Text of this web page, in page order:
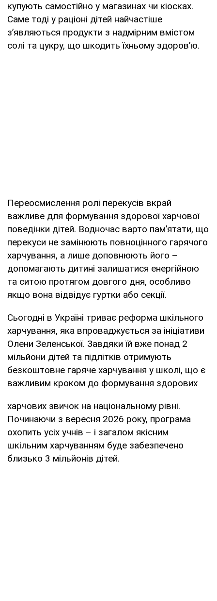
купують самостійно у магазинах чи кіосках.
Саме тоді у раціоні дітей найчастіше
з’являються продукти з надмірним вмістом
солі та цукру, що шкодить їхньому здоровʼю.
Переосмислення ролі перекусів вкрай
важливе для формування здорової харчової
поведінки дітей. Водночас варто памʼятати, що
перекуси не замінюють повноцінного гарячого
харчування, а лише доповнюють його –
допомагають дитині залишатися енергійною
та ситою протягом довгого дня, особливо
якщо вона відвідує гуртки або секції.
Сьогодні в Україні триває реформа шкільного
харчування, яка впроваджується за ініціативи
Олени Зеленської. Завдяки їй вже понад 2
мільйони дітей та підлітків отримують
безкоштовне гаряче харчування у школі, що є
важливим кроком до формування здорових
харчових звичок на національному рівні.
Починаючи з вересня 2026 року, програма
охопить усіх учнів – і загалом якісним
шкільним харчуванням буде забезпечено
близько 3 мільйонів дітей.